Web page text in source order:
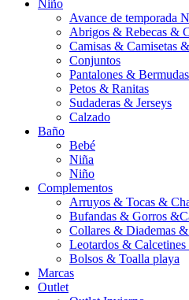
Niño
Avance de temporada
Abrigos & Rebecas &
Camisas & Camisetas
Conjuntos
Pantalones & Bermudas
Petos & Ranitas
Sudaderas & Jerseys
Calzado
Baño
Bebé
Niña
Niño
Complementos
Arruyos & Tocas &
Bufandas & Gorros
Collares & Diademas
Leotardos &
Bolsos & Toalla playa
Marcas
Outlet